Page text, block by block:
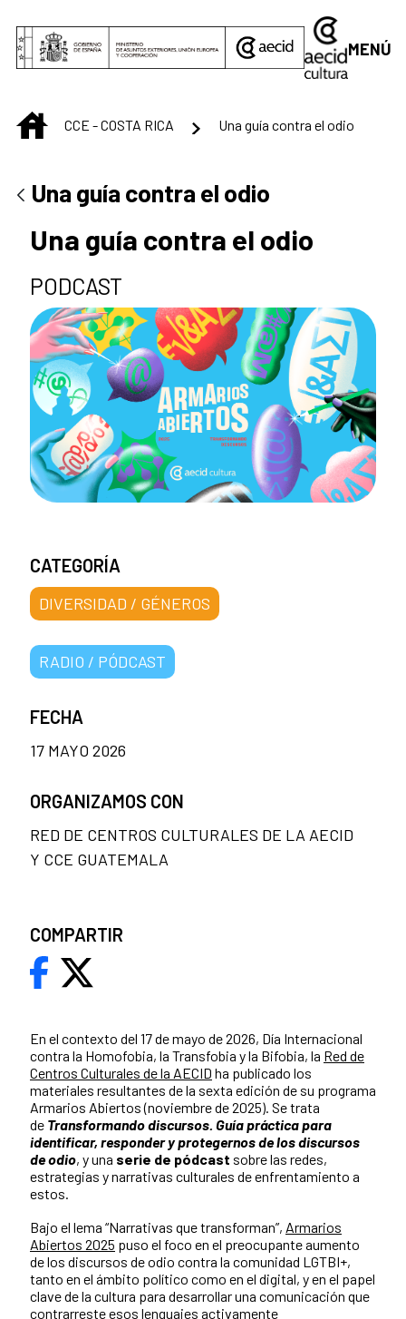
MENÚ
INICIO
CCE - COSTA RICA Una guía contra el odio
Una guía contra el odio
Una guía contra el odio
PODCAST
En el contexto del 17 de mayo de 2026, Día Internacional
contra la Homofobia, la Transfobia y la Bifobia, la Red de
Centros Culturales de la AECID ha publicado los
materiales resultantes de la sexta edición de su programa
Armarios Abiertos (noviembre de 2025). Se trata
de Transformando discursos. Guía práctica para
identificar, responder y protegernos de los discursos
de odio, y una serie de pódcast sobre las redes,
estrategias y narrativas culturales de enfrentamiento a
estos.
Bajo el lema “Narrativas que transforman”, Armarios
Abiertos 2025 puso el foco en el preocupante aumento
de los discursos de odio contra la comunidad LGTBI+,
tanto en el ámbito político como en el digital, y en el papel
clave de la cultura para desarrollar una comunicación que
contrarreste esos lenguajes activamente
CATEGORÍA
DIVERSIDAD / GÉNEROS
RADIO / PÓDCAST
FECHA
17 MAYO 2026
ORGANIZAMOS CON
RED DE CENTROS CULTURALES DE LA AECID
Y CCE GUATEMALA
COMPARTIR